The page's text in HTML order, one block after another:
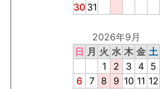
30 31
2026年9月
日 月 火 水 木 金 土
1
2 3 4 5
6 7 8 9 10 11 12